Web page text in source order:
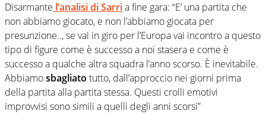
Disarmante l’analisi di Sarria fine gara: “E’ una partita che
non abbiamo giocato, e non l’abbiamo giocata per
presunzione.., se vai in giro per l’Europa vai incontro a questo
tipo di figure come è successo a noi stasera e come è
successo a qualche altra squadra l’anno scorso. È inevitabile.
Abbiamosbagliato tutto, dall’approccio nei giorni prima
della partita alla partita stessa. Questi crolli emotivi
improvvisi sono simili a quelli degli anni scorsi”